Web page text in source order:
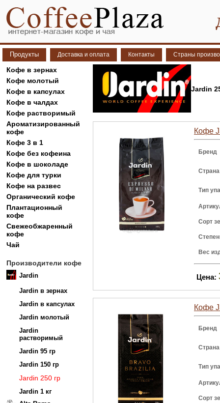
Продукты Доставка и оплата Контакты Страны
Кофе в зернах
Кофе молотый
Кофе в капсулах
Кофе в чалдах
Кофе растворимый
Ароматизированный
кофе
Кофе 3 в 1
Кофе без кофеина
Кофе в шоколаде
Кофе для турки
Кофе на развес
Органический кофе
Плантационный
кофе
Свежеобжаренный
кофе
Чай
Производители кофе
Jardin
Jardin в зернах
Jardin в капсулах
Jardin молотый
Jardin
растворимый
Jardin 95 гр
Jardin 150 гр
Jardin 250 гр
Jardin 1 кг
Jardin
Кофе
Бренд
Тип
Сорт
Вес
Цена:
Кофе
Бренд
Тип
Сорт